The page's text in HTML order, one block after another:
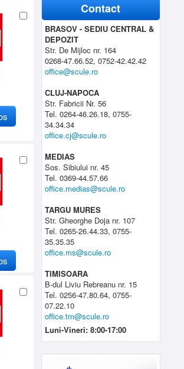
Contact
BRASOV - SEDIU CENTRAL &
DEPOZIT
Str. De Mijloc nr. 164
0268-47.66.52, 0752-42.42.42
office@scule.ro
CLUJ-NAPOCA
Str. Fabricii Nr. 56
Tel. 0264-46.26.18, 0755-
34.34.34
office.cj@scule.ro
MEDIAS
Sos. Sibiului nr. 45
Tel. 0369-44.57.66
office.medias@scule.ro
TARGU MURES
Str. Gheorghe Doja nr. 107
Tel. 0265-26.44.33, 0755-
35.35.35
office.ms@scule.ro
TIMISOARA
B-dul Liviu Rebreanu nr. 15
Tel. 0256-47.80.64, 0755-
07.22.10
office.tm@scule.ro
Luni-Vineri: 8:00-17:00